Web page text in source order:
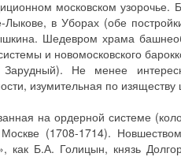
московском
в Уборах (обе
Шедевром храма
и новомосковского
Не менее
изумительная по
на ордерной системе
(1708-1714).
как Б.А. Голицын, князь